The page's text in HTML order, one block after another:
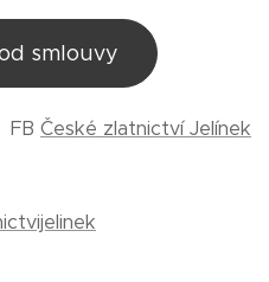
smlouvy
FB České zlatnictví Jelínek